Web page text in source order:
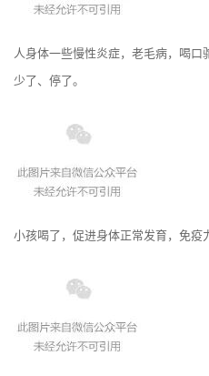
人身体一些慢性炎症，老毛病，喝
少了、停了。
小孩喝了，促进身体正常发育，免疫